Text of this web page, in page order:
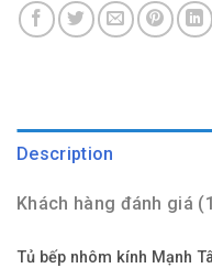
Description
Khách hàng đánh giá
Tủ bếp nhôm kính Mạnh